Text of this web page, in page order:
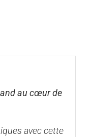
au cœur de
avec cette